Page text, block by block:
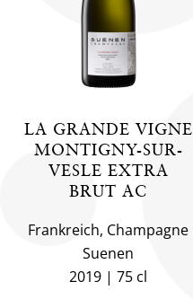
LA GRANDE VIGNE
MONTIGNY-SUR-
VESLE EXTRA
BRUT AC
Frankreich, Champagne
Suenen
2019
75 cl